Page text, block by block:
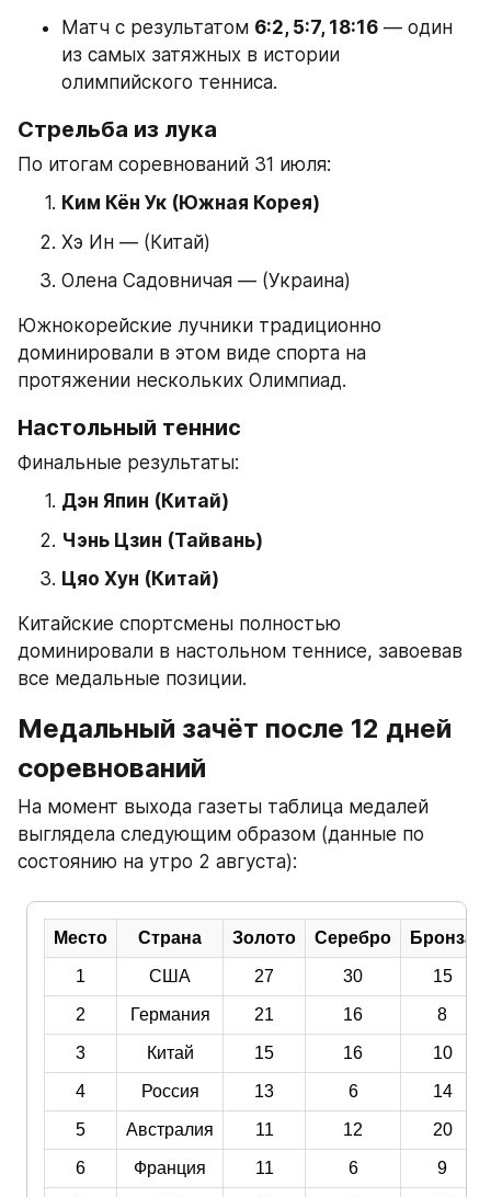
Матч с результатом 6:2, 5:7, 18:16 — один
из самых затяжных в истории
олимпийского тенниса.
Стрельба из лука
По итогам соревнований 31 июля:
Ким Кён Ук (Южная Корея)
Хэ Ин — (Китай)
Олена Садовничая — (Украина)
Южнокорейские лучники традиционно
доминировали в этом виде спорта на
протяжении нескольких Олимпиад.
Настольный теннис
Финальные результаты:
Дэн Япин (Китай)
Чэнь Цзин (Тайвань)
Цяо Хун (Китай)
Китайские спортсмены полностью
доминировали в настольном теннисе, завоевав
все медальные позиции.
Медальный зачёт после 12 дней
соревнований
На момент выхода газеты таблица медалей
выглядела следующим образом (данные по
состоянию на утро 2 августа):